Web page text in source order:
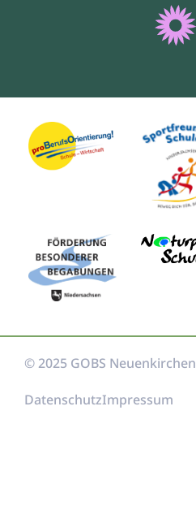
© 2025 GOBS Neuenkirchen
DatenschutzImpressum